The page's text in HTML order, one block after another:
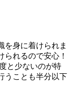
を身に着けられま
れるので安心！
と少ないのが特
うことも半分以下